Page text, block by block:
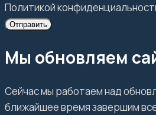
Политикой
Отправить
Мы обновляем
Сейчас мы работаем над
ближайшее время завершим